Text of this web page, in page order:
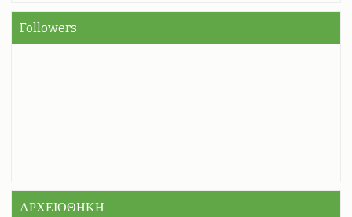
Followers
ΑΡΧΕΙΟΘΗΚΗ